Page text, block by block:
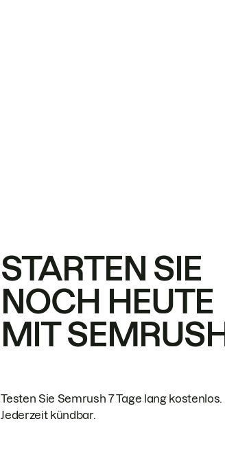
STARTEN SIE
NOCH HEUTE
MIT
Testen Sie Semrush 7 Tage lang kostenlos.
Jederzeit kündbar.